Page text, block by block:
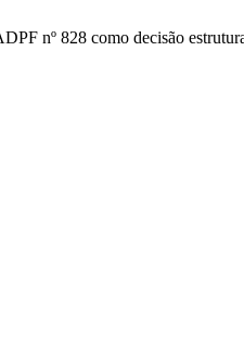
nº 828 como decisão